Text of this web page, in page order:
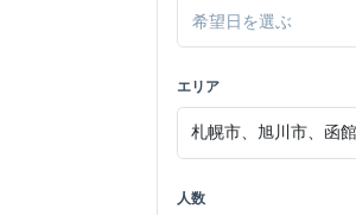
エリア
人数